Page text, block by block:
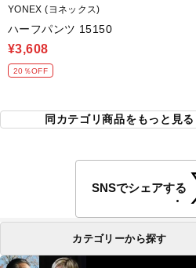
YONEX (ヨネックス)
ハーフパンツ 15150
¥3,608
20％OFF
同カテゴリ商品をもっと見る
SNSでシェアする
カテゴリーから探す